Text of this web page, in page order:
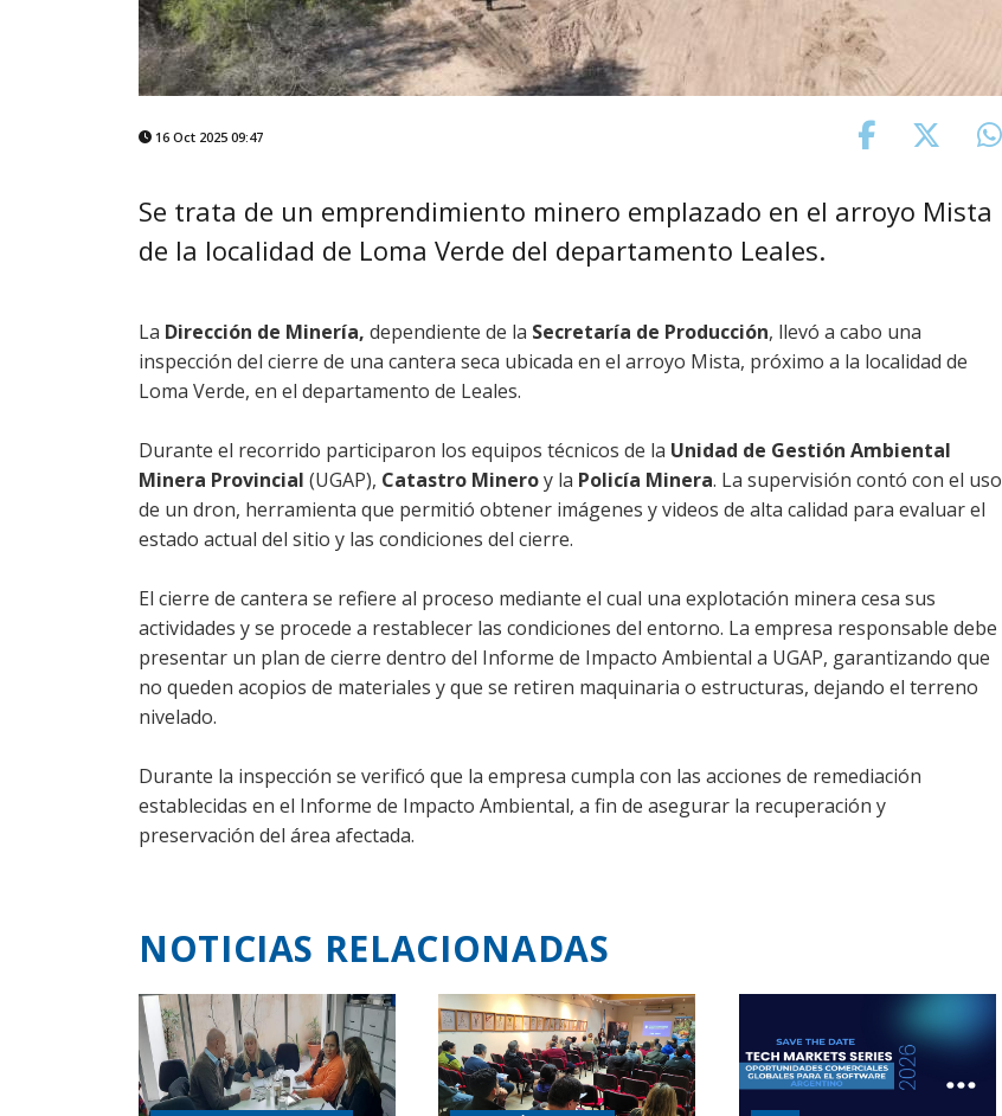
16 Oct 2025 09:47
Se trata de un emprendimiento minero emplazado en el arroyo Mista
de la localidad de Loma Verde del departamento Leales.
La Dirección de Minería, dependiente de la Secretaría de Producción, llevó a cabo una
inspección del cierre de una cantera seca ubicada en el arroyo Mista, próximo a la localidad de
Loma Verde, en el departamento de Leales.
Durante el recorrido participaron los equipos técnicos de la Unidad de Gestión Ambiental
Minera Provincial (UGAP), Catastro Mineroy la Policía Minera. La supervisión contó con el uso
de un dron, herramienta que permitió obtener imágenes y videos de alta calidad para evaluar el
estado actual del sitio y las condiciones del cierre.
El cierre de cantera se refiere al proceso mediante el cual una explotación minera cesa sus
actividades y se procede a restablecer las condiciones del entorno. La empresa responsable debe
presentar un plan de cierre dentro del Informe de Impacto Ambiental a UGAP, garantizando que
no queden acopios de materiales y que se retiren maquinaria o estructuras, dejando el terreno
nivelado.
Durante la inspección se verificó que la empresa cumpla con las acciones de remediación
establecidas en el Informe de Impacto Ambiental, a fin de asegurar la recuperación y
preservación del área afectada.
NOTICIAS RELACIONADAS